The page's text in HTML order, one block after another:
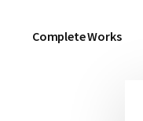
Complete Works